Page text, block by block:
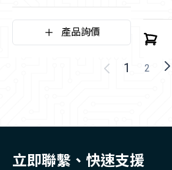
產品詢價
1 2
立即聯繫、快速支援